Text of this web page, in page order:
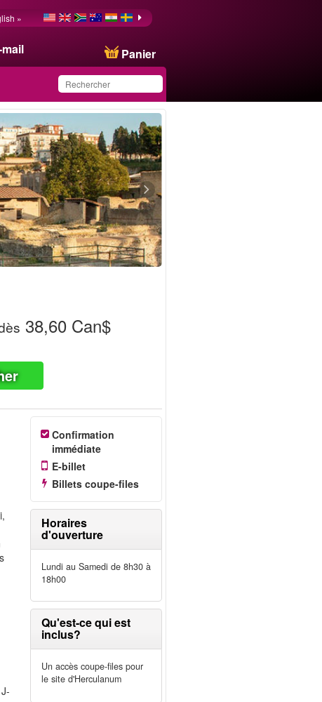
mail Panier
»
Ce produit a été
sauvegardé dans votre
liste.
38,60 Can$
Confirmation
immédiate
E-billet
Billets coupe-files
Horaires
d'ouverture
Lundi au Samedi de 8h30 à
18h00
Qu'est-ce qui est
inclus?
Un accès coupe-files pour
le site d'Herculanum